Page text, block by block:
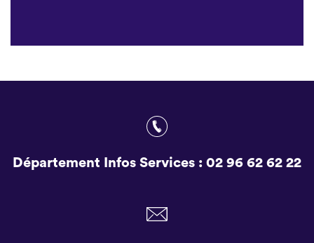
Département Infos Services : 02 96 62 62 22